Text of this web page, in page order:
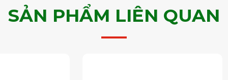
SẢN PHẨM LIÊN QUAN